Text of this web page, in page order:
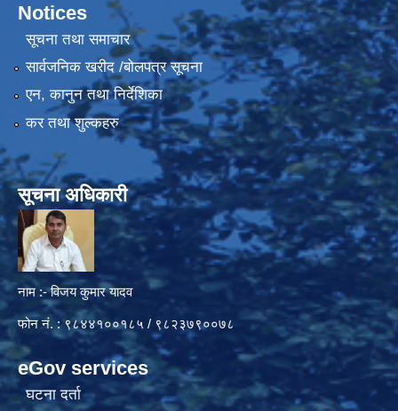
Notices
सूचना तथा समाचार
सार्वजनिक खरीद /बोलपत्र सूचना
एन, कानुन तथा निर्देशिका
कर तथा शुल्कहरु
सूचना अधिकारी
नाम :- विजय कुमार यादव
फोन नं. : ९८४४१००१८५ / ९८२३७९००७८
eGov services
घटना दर्ता